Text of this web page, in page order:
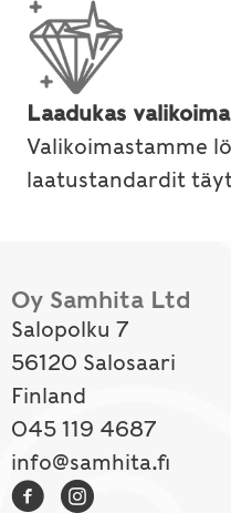
Laadukas valikoima
Valikoimastamme
laatustandardit
Oy Samhita Ltd
Salopolku 7
56120 Salosaari
Finland
045 119 4687
info@samhita.fi